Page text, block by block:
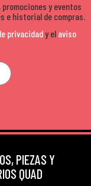
y eventos
e historial de compras.
privacidady el aviso
PIEZAS Y
QUAD